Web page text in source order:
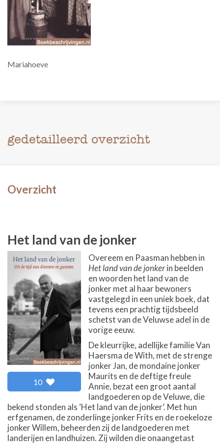
Mariahoeve
gedetailleerd overzicht
Overzicht
Het land van de jonker
10
Overeem en Paasman hebben in
Het land van de jonkerin beelden
en woorden het land van de
jonker met al haar bewoners
vastgelegd in een uniek boek, dat
tevens een prachtig tijdsbeeld
schetst van de Veluwse adel in de
vorige eeuw.
De kleurrijke, adellijke familie Van
Haersma de With, met de strenge
jonker Jan, de mondaine jonker
Maurits en de deftige freule
Annie, bezat een groot aantal
landgoederen op de Veluwe, die
bekend stonden als ‘Het land van de jonker’. Met hun
erfgenamen, de zonderlinge jonker Frits en de roekeloze
jonker Willem, beheerden zij de landgoederen met
landerijen en landhuizen. Zij wilden die onaangetast